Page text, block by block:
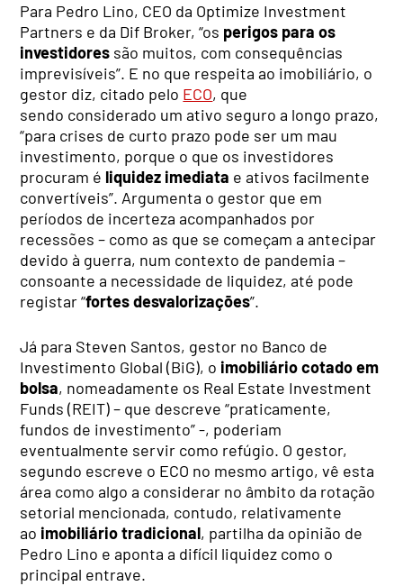
Para Pedro Lino, CEO da Optimize Investment
Partners e da Dif Broker, “os perigos para os
investidores são muitos, com consequências
imprevisíveis”. E no que respeita ao imobiliário, o
gestor diz, citado pelo ECO, que
sendo considerado um ativo seguro a longo prazo,
“para crises de curto prazo pode ser um mau
investimento, porque o que os investidores
procuram é liquidez imediata e ativos facilmente
convertíveis”. Argumenta o gestor que em
períodos de incerteza acompanhados por
recessões – como as que se começam a antecipar
devido à guerra, num contexto de pandemia –
consoante a necessidade de liquidez, até pode
registar “fortes desvalorizações”.
Já para Steven Santos, gestor no Banco de
Investimento Global (BiG), o imobiliário cotado em
bolsa, nomeadamente os Real Estate Investment
Funds (REIT) – que descreve “praticamente,
fundos de investimento” -, poderiam
eventualmente servir como refúgio. O gestor,
segundo escreve o ECO no mesmo artigo, vê esta
área como algo a considerar no âmbito da rotação
setorial mencionada, contudo, relativamente
ao imobiliário tradicional, partilha da opinião de
Pedro Lino e aponta a difícil liquidez como o
principal entrave.